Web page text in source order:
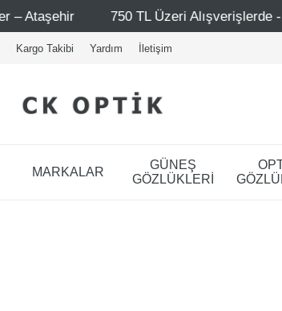
750 TL Üzeri Alışverişlerde - Ücretsiz Kargo
Kargo Takibi Yardım İletişim
MARKALAR
GÜNEŞ
GÖZLÜKLERİ